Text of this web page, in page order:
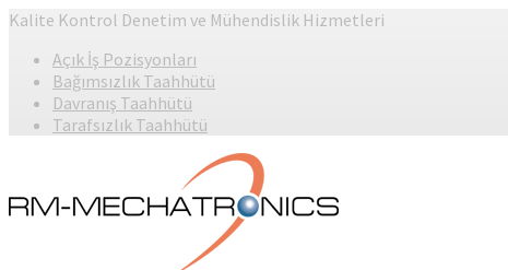
Kalite Kontrol Denetim ve Mühendislik Hizmetleri
Açık İş Pozisyonları
Bağımsızlık Taahhütü
Davranış Taahhütü
Tarafsızlık Taahhütü